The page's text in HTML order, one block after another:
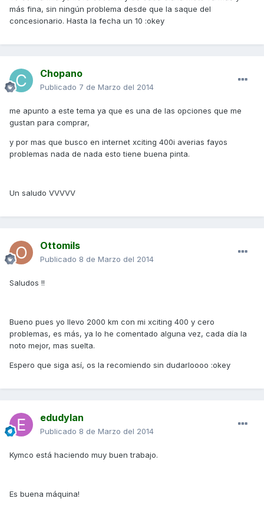
más fina, sin ningún problema desde que la saque del
concesionario. Hasta la fecha un 10 :okey
Chopano
Publicado 7 de Marzo del 2014
me apunto a este tema ya que es una de las opciones que me
gustan para comprar,
y por mas que busco en internet xciting 400i averias fayos
problemas nada de nada esto tiene buena pinta.
Un saludo VVVVV
Ottomils
Publicado 8 de Marzo del 2014
Saludos !!
Bueno pues yo llevo 2000 km con mi xciting 400 y cero
problemas, es más, ya lo he comentado alguna vez, cada día la
noto mejor, mas suelta.
Espero que siga así, os la recomiendo sin dudarloooo :okey
edudylan
Publicado 8 de Marzo del 2014
Kymco está haciendo muy buen trabajo.
Es buena máquina!